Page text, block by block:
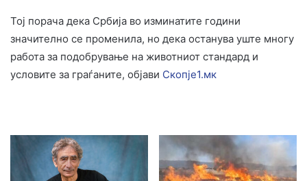
Тој порача дека Србија во изминатите години
значително се променила, но дека останува уште многу
работа за подобрување на животниот стандард и
условите за граѓаните, објави Скопје1.мк